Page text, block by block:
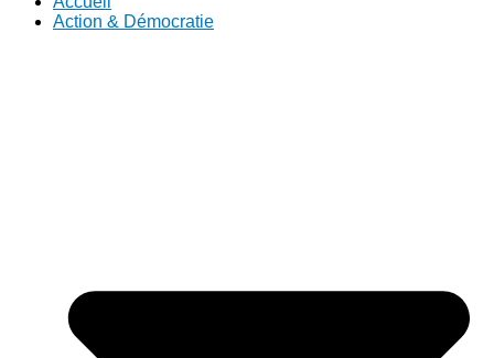
Action & Démocratie